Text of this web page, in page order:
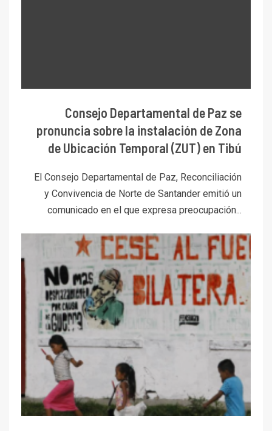
Consejo Departamental de Paz se
pronuncia sobre la instalación de Zona
de Ubicación Temporal (ZUT) en Tibú
El Consejo Departamental de Paz, Reconciliación
y Convivencia de Norte de Santander emitió un
comunicado en el que expresa preocupación...